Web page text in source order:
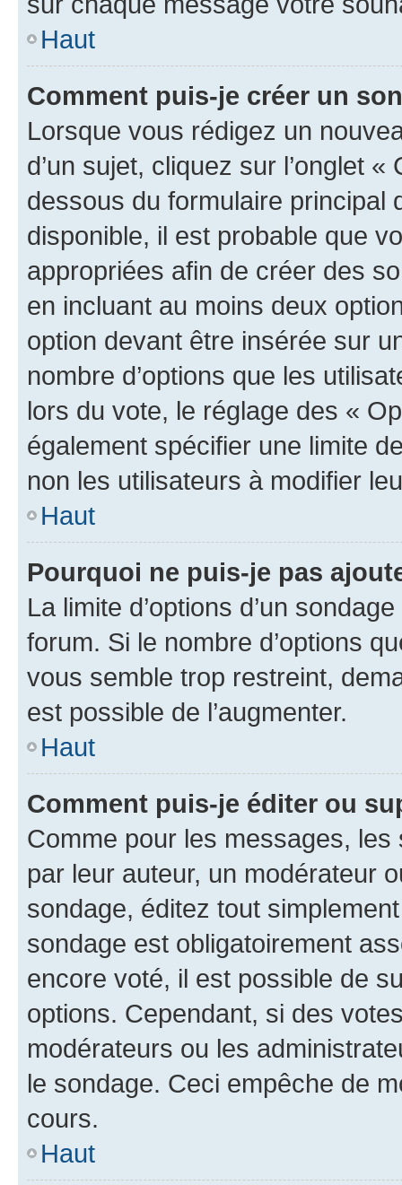
Haut
Comment puis-je créer un
Lorsque vous rédigez un
d’un sujet, cliquez sur l’onglet
dessous du formulaire principal
disponible, il est probable que
appropriées afin de créer des
en incluant au moins deux
option devant être insérée sur
nombre d’options que les
lors du vote, le réglage des «
également spécifier une limite
non les utilisateurs à modifier
Haut
Pourquoi ne puis-je pas
La limite d’options d’un
forum. Si le nombre d’options
vous semble trop restreint,
est possible de l’augmenter.
Haut
Comment puis-je éditer ou
Comme pour les messages,
par leur auteur, un modérateur
sondage, éditez tout
sondage est obligatoirement
encore voté, il est possible de
options. Cependant, si des
modérateurs ou les
le sondage. Ceci empêche de
cours.
Haut